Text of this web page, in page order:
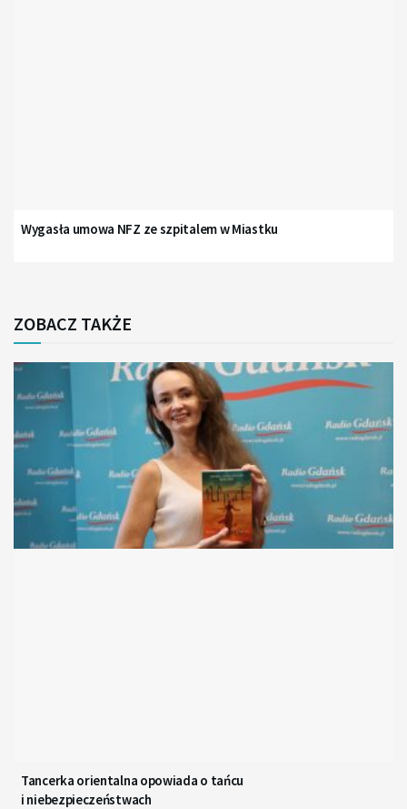
Wygasła umowa NFZ ze szpitalem w Miastku
ZOBACZ TAKŻE
Tancerka orientalna opowiada o tańcu
i niebezpieczeństwach